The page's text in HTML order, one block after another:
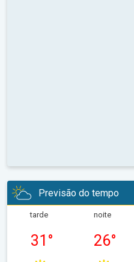
Previsão do tempo
tarde
31 °
noite
26°